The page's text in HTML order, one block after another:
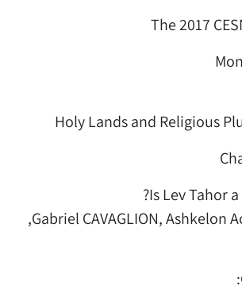
The 2017
Holy Lands and Religious
Is Lev Tahor
Gabriel CAVAGLION, Ashkelon